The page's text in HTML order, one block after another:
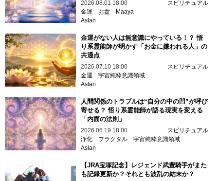
2026.08.01 18:00
スピリチュアル
金運
お盆
Maaya
Aslan
金運がない人は無意識にやっている！？ 悟
り系霊能師が明かす「お金に嫌われる人」の
共通点
2026.07.10 18:00
スピリチュアル
金運 宇宙純粋意識領域
Aslan
人間関係のトラブルは“自分の中の凹”が呼び
寄せる？ 悟り系霊能師が語る現実を変える
「内面の法則」
2026.06.19 18:00
スピリチュアル
浄化
フラクタル 宇宙純粋意識領域
Aslan
【JRA宝塚記念】レジェンド武豊騎手がまた
も記録更新か？それとも波乱の結末か？